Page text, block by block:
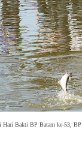
Hari Bakti BP Batam ke-53,